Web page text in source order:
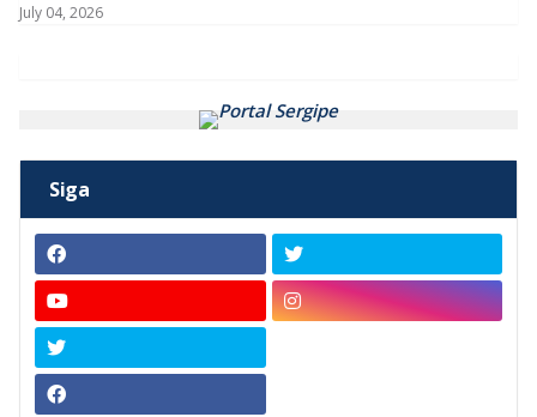
July 04, 2026
Siga